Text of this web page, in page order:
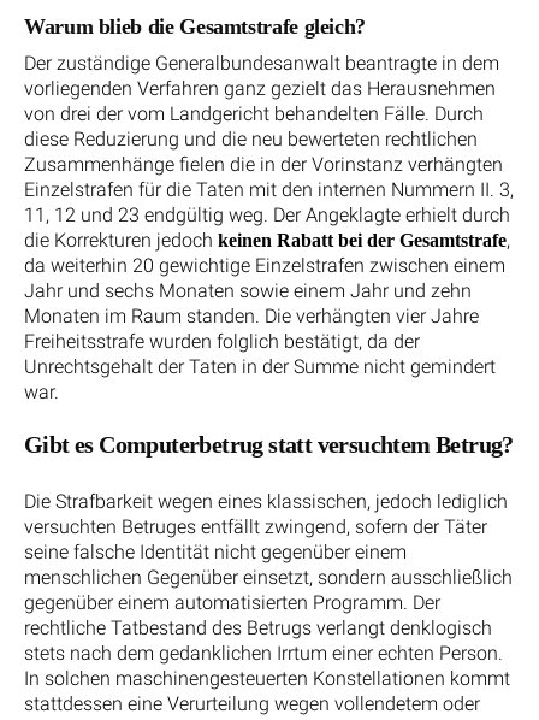
Warum blieb die Gesamtstrafe gleich?
Der zuständige Generalbundesanwalt beantragte in dem
vorliegenden Verfahren ganz gezielt das Herausnehmen
von drei der vom Landgericht behandelten Fälle. Durch
diese Reduzierung und die neu bewerteten rechtlichen
Zusammenhänge fielen die in der Vorinstanz verhängten
Einzelstrafen für die Taten mit den internen Nummern II. 3,
11, 12 und 23 endgültig weg. Der Angeklagte erhielt durch
die Korrekturen jedoch keinen Rabatt bei der Gesamtstrafe,
da weiterhin 20 gewichtige Einzelstrafen zwischen einem
Jahr und sechs Monaten sowie einem Jahr und zehn
Monaten im Raum standen. Die verhängten vier Jahre
Freiheitsstrafe wurden folglich bestätigt, da der
Unrechtsgehalt der Taten in der Summe nicht gemindert
war.
Gibt es Computerbetrug statt versuchtem Betrug?
Die Strafbarkeit wegen eines klassischen, jedoch lediglich
versuchten Betruges entfällt zwingend, sofern der Täter
seine falsche Identität nicht gegenüber einem
menschlichen Gegenüber einsetzt, sondern ausschließlich
gegenüber einem automatisierten Programm. Der
rechtliche Tatbestand des Betrugs verlangt denklogisch
stets nach dem gedanklichen Irrtum einer echten Person.
In solchen maschinengesteuerten Konstellationen kommt
stattdessen eine Verurteilung wegen vollendetem oder